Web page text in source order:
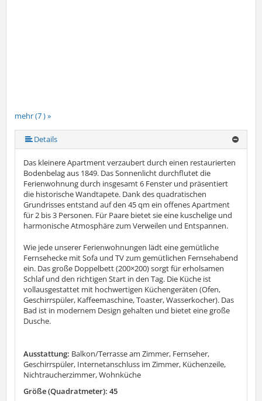
mehr (7 ) »
mehr (7 ) »
mehr (7 ) »
mehr (7 ) »
Details
Das kleinere Apartment verzaubert durch einen restaurierten
Bodenbelag aus 1849. Das Sonnenlicht durchflutet die
Ferienwohnung durch insgesamt 6 Fenster und präsentiert
die historische Wandtapete. Dank des quadratischen
Grundrisses entstand auf den 45 qm ein offenes Apartment
für 2 bis 3 Personen. Für Paare bietet sie eine kuschelige und
harmonische Atmosphäre zum Verweilen und Entspannen.
Wie jede unserer Ferienwohnungen lädt eine gemütliche
Fernsehecke mit Sofa und TV zum gemütlichen Fernsehabend
ein. Das große Doppelbett (200×200) sorgt für erholsamen
Schlaf und den richtigen Start in den Tag. Die Küche ist
vollausgestattet mit hochwertigen Küchengeräten (Ofen,
Geschirrspüler, Kaffeemaschine, Toaster, Wasserkocher). Das
Bad ist in modernem Design gehalten und bietet eine große
Dusche.
Ausstattung: Balkon/Terrasse am Zimmer, Fernseher,
Geschirrspüler, Internetanschluss im Zimmer, Küchenzeile,
Nichtraucherzimmer, Wohnküche
Größe (Quadratmeter): 45